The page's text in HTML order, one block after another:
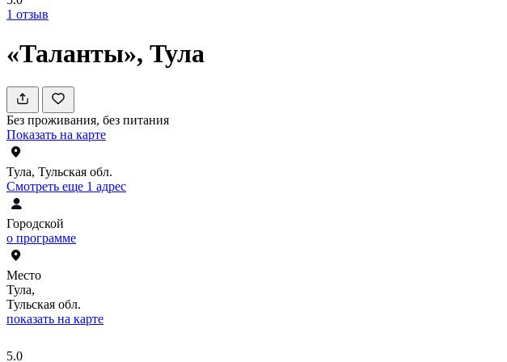
1 отзыв
«Таланты», Тула
Без проживания, без питания
Показать на карте
Тула, Тульская обл.
Смотреть еще 1 адрес
Городской
о программе
Место
Тула,
Тульская обл.
показать на карте
5.0